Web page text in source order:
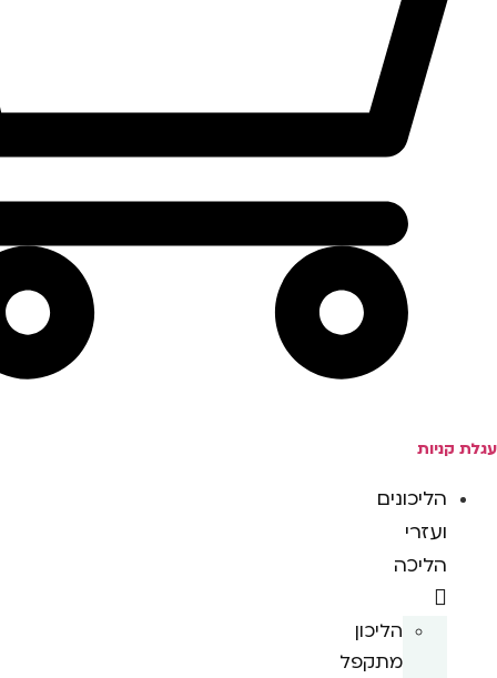
עגלת קניות
הליכונים
ועזרי
הליכה
הליכון
מתקפל